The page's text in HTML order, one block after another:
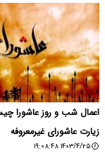
اعمال شب و روز عاشورا
زیارت عاشورای غیرمعروفه
۱۴۰۳/۴/۲۵ ۱۹:۰۸:۴۸